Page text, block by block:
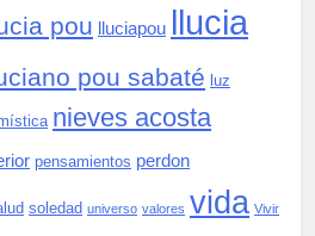
pou lluciapou llucia
pou sabaté luz
nieves acosta
pensamientos perdon
soledad universo valores vida Vivir